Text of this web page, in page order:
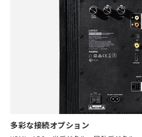
多彩な接続オプション